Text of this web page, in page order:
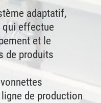
adaptatif,
effectue
et le
de produits
de production